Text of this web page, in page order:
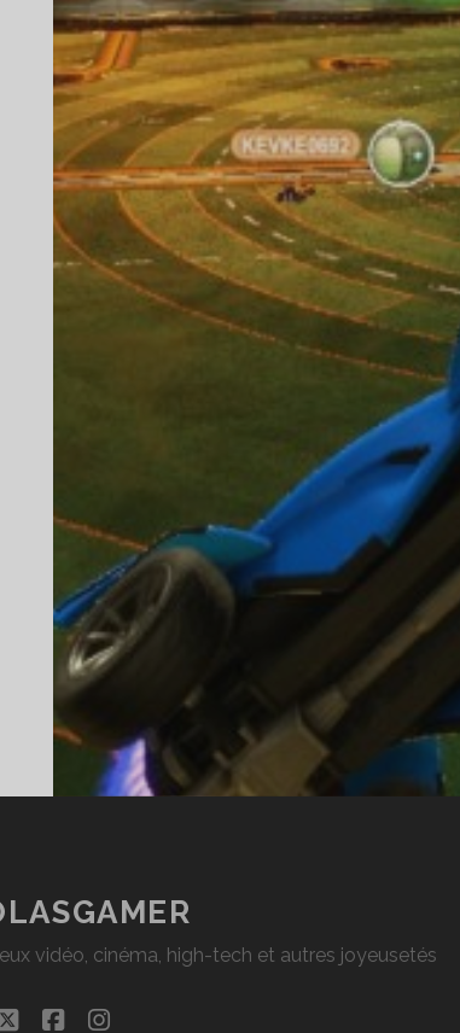
vidéo, cinéma, high-tech et autres joyeusetés
twitterfacebookinstagram